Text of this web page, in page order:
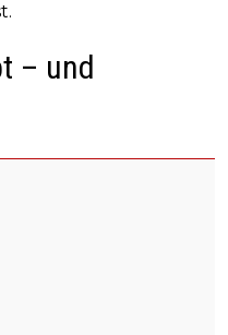
– und